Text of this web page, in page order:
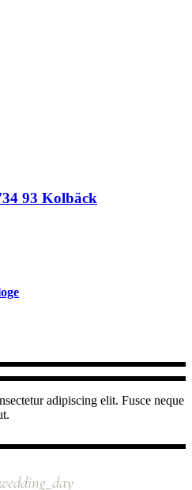
93 Kolbäck
adipiscing elit. Fusce neque